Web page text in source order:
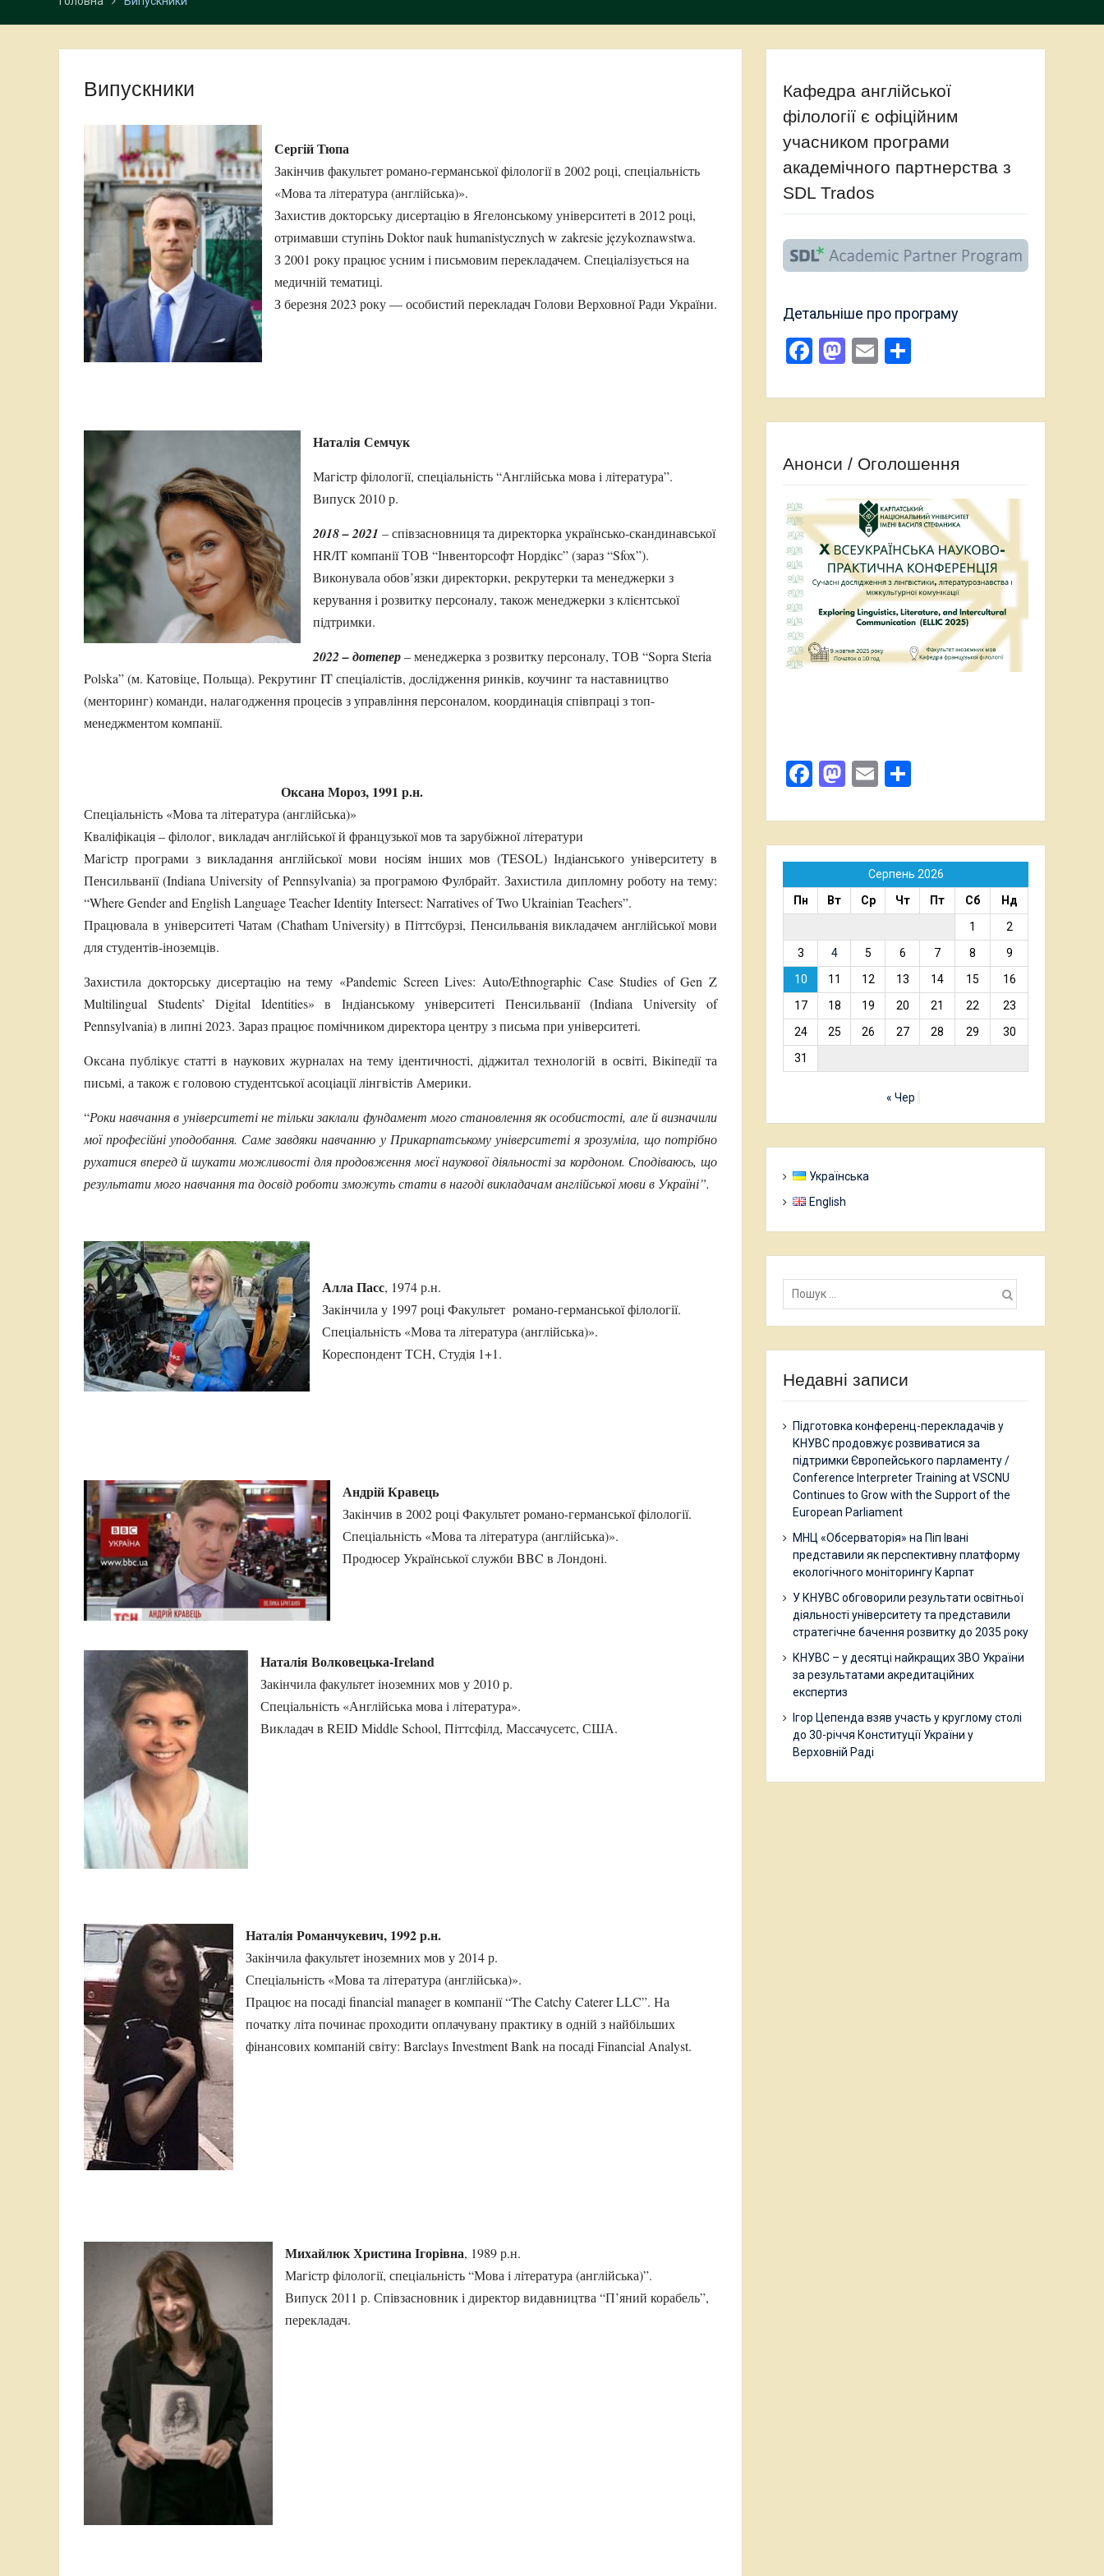
Випускники
Сергій Тюпа
Закінчив факультет романо-германської філології в 2002 році, спеціальність
«Мова та література (англійська)».
Захистив докторську дисертацію в Ягелонському університеті в 2012 році,
отримавши ступінь Doktor nauk humanistycznych w zakresie językoznawstwa.
З 2001 року працює усним і письмовим перекладачем. Спеціалізується на
медичній тематиці.
З березня 2023 року — особистий перекладач Голови Верховної Ради України.
Наталія Семчук
Магістр філології, спеціальність “Англійська мова і література”.
Випуск 2010 р.
2018 – 2021 – співзасновниця та директорка українсько-скандинавської
HR/IT компанії ТОВ “Інвенторсофт Нордікс” (зараз “Sfox”).
Виконувала обов’язки директорки, рекрутерки та менеджерки з
керування і розвитку персоналу, також менеджерки з клієнтської
підтримки.
2022 – дотепер– менеджерка з розвитку персоналу, ТОВ “Sopra Steria
Polska” (м. Катовіце, Польща). Рекрутинг IT спеціалістів, дослідження ринків, коучинг та наставництво
(менторинг) команди, налагодження процесів з управління персоналом, координація співпраці з топ-
менеджментом компанії.
Оксана Мороз, 1991 р.н.
Спеціальність «Мова та література (англійська)»
Кваліфікація – філолог, викладач англійської й французької мов та зарубіжної літератури
Магістр програми з викладання англійської мови носіям інших мов (TESOL) Індіанського університету в
Пенсильванії (Indiana University of Pennsylvania) за програмою Фулбрайт. Захистила дипломну роботу на тему:
“Where Gender and English Language Teacher Identity Intersect: Narratives of Two Ukrainian Teachers”.
Працювала в університеті Чатам (Chatham University) в Піттсбурзі, Пенсильванія викладачем англійської мови
для студентів-іноземців.
Захистила докторську дисертацію на тему «Pandemic Screen Lives: Auto/Ethnographic Case Studies of Gen Z
Multilingual Students’ Digital Identities» в Індіанському університеті Пенсильванії (Indiana University of
Pennsylvania) в липні 2023. Зараз працює помічником директора центру з письма при університеті.
Оксана публікує статті в наукових журналах на тему ідентичності, діджитал технологій в освіті, Вікіпедії та
письмі, а також є головою студентської асоціації лінгвістів Америки.
“Роки навчання в університеті не тільки заклали фундамент мого становлення як особистості, але й визначили
мої професійні уподобання. Саме завдяки навчанню у Прикарпатському університеті я зрозуміла, що потрібно
рухатися вперед й шукати можливості для продовження моєї наукової діяльності за кордоном. Сподіваюсь, що
результати мого навчання та досвід роботи зможуть стати в нагоді викладачам англійської мови в Україні”.
Алла Пасс, 1974 р.н.
Закінчила у 1997 році Факультет романо-германської філології.
Спеціальність «Мова та література (англійська)».
Кореспондент ТСН, Студія 1+1.
Андрій Кравець
Закінчив в 2002 році Факультет романо-германської філології.
Спеціальність «Мова та література (англійська)».
Продюсер Української служби BBC в Лондоні.
Наталія Волковецька-Ireland
Закінчила факультет іноземних мов у 2010 р.
Спеціальність «Англійська мова і література».
Викладач в REID Middle School, Піттсфілд, Массачусетс, США.
Наталія Романчукевич, 1992 р.н.
Закінчила факультет іноземних мов у 2014 р.
Спеціальність «Мова та література (англійська)».
Працює на посаді financial manager в компанії “The Catchy Caterer LLC”. На
початку літа починає проходити оплачувану практику в одній з найбільших
фінансових компаній світу: Barclays Investment Bank на посаді Financial Analyst.
Михайлюк Христина Ігорівна, 1989 р.н.
Магістр філології, спеціальність “Мова і література (англійська)”.
Випуск 2011 р. Співзасновник і директор видавництва “П’яний корабель”,
перекладач.
Кафедра англійської
філології є офіційним
учасником програми
академічного партнерства з
SDL Trados
Детальніше про програму
Facebook
Mastodon
Email
Анонси / Оголошення
Facebook
Mastodon
Email
Серпень 2026
Пн
Вт Ср Чт Пт Сб
Нд
1
2
3
4 5 6 7 8
9
10
11 12 13 14 15
16
17
18 19 20 21 22
23
24
25 26 27 28 29
30
31
« Чер
Українська
English
Пошук:
Недавні записи
Підготовка конференц-перекладачів у
КНУВС продовжує розвиватися за
підтримки Європейського парламенту /
Conference Interpreter Training at VSCNU
Continues to Grow with the Support of the
European Parliament
МНЦ «Обсерваторія» на Піп Івані
представили як перспективну платформу
екологічного моніторингу Карпат
У КНУВС обговорили результати освітньої
діяльності університету та представили
стратегічне бачення розвитку до 2035 року
КНУВС – у десятці найкращих ЗВО України
за результатами акредитаційних
експертиз
Ігор Цепенда взяв участь у круглому столі
до 30-річчя Конституції України у
Верховній Раді